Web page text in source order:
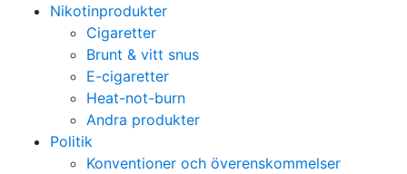
Nikotinprodukter
Cigaretter
Brunt & vitt snus
E-cigaretter
Heat-not-burn
Andra produkter
Politik
Konventioner och överenskommelser